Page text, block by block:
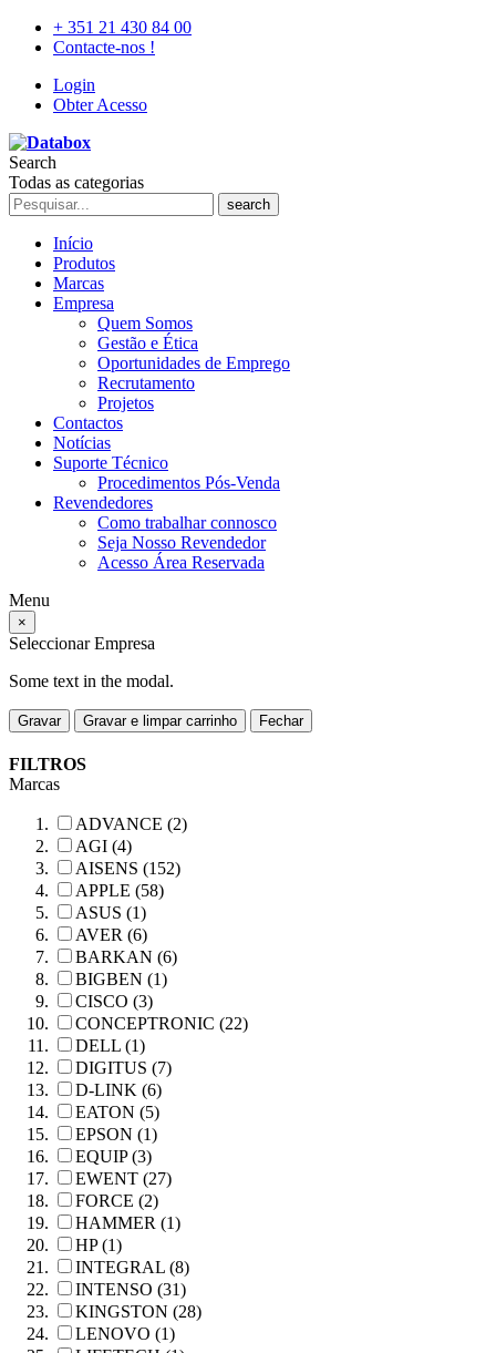
+ 351 21 430 84 00
Contacte-nos !
Login
Obter Acesso
Search
Todas as categorias
search
Início
Produtos
Marcas
Empresa
Quem Somos
Gestão e Ética
Oportunidades de Emprego
Recrutamento
Projetos
Contactos
Notícias
Suporte Técnico
Procedimentos Pós-Venda
Revendedores
Como trabalhar connosco
Seja Nosso Revendedor
Acesso Área Reservada
Menu
×
Seleccionar Empresa
Some text in the modal.
Gravar Gravar e limpar carrinho Fechar
FILTROS
Marcas
ADVANCE (2)
AGI (4)
AISENS (152)
APPLE (58)
ASUS (1)
AVER (6)
BARKAN (6)
BIGBEN (1)
CISCO (3)
CONCEPTRONIC (22)
DELL (1)
DIGITUS (7)
D-LINK (6)
EATON (5)
EPSON (1)
EQUIP (3)
EWENT (27)
FORCE (2)
HAMMER (1)
HP (1)
INTEGRAL (8)
INTENSO (31)
KINGSTON (28)
LENOVO (1)